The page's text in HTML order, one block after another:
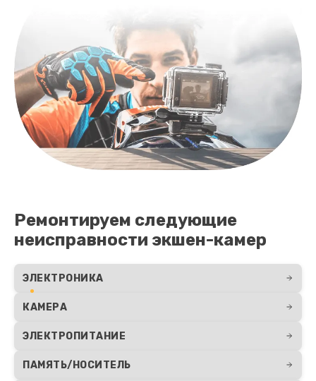
Ремонтируем следующие
неисправности экшен-камер
ЭЛЕКТРОНИКА
КАМЕРА
ЭЛЕКТРОПИТАНИЕ
ПАМЯТЬ/НОСИТЕЛЬ